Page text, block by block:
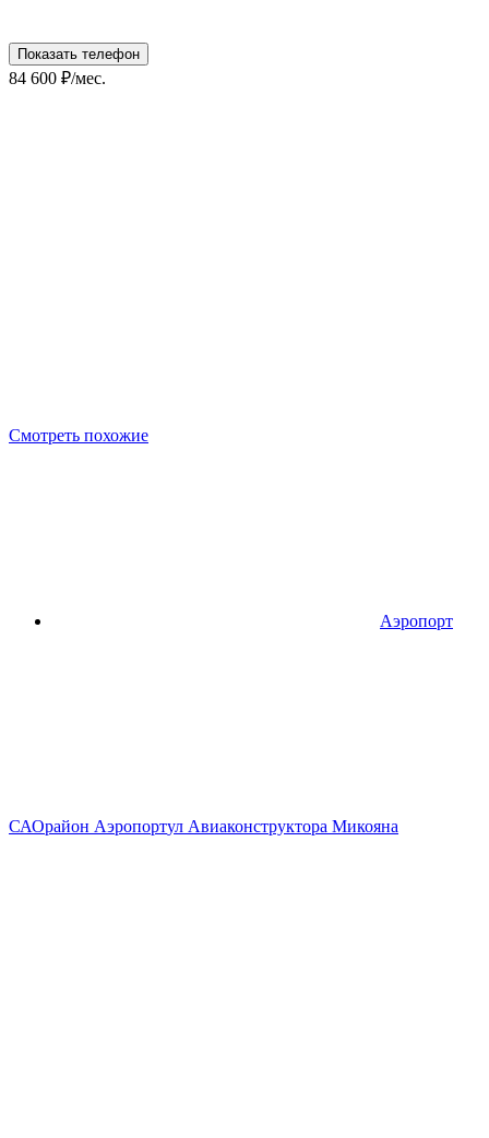
Показать телефон
84 600 ₽/мес.
Смотреть похожие
Аэропорт
САОрайон Аэропортул Авиаконструктора Микояна